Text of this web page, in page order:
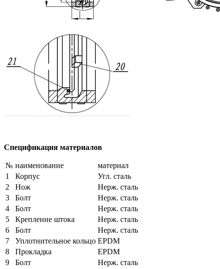
Спецификация материалов
№ наименование
материал
1
Корпус
Угл. сталь
2
Нож
Нерж. сталь
3
Болт
Нерж. сталь
4
Болт
Нерж. сталь
5
Крепление штока
Нерж. сталь
6
Болт
Нерж. сталь
7
Уплотнительное кольцо EPDM
8
Прокладка
EPDM
9
Болт
Нерж. сталь